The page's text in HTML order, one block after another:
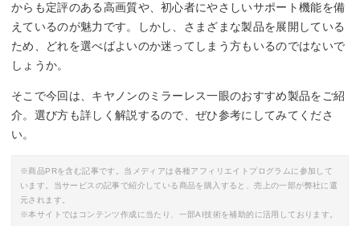
からも定評のある高画質や、初心者にやさしいサポート機能を備
えているのが魅力です。しかし、さまざまな製品を展開している
ため、どれを選べばよいのか迷ってしまう方もいるのではないで
しょうか。
そこで今回は、キヤノンのミラーレス一眼のおすすめ製品をご紹
介。選び方も詳しく解説するので、ぜひ参考にしてみてくださ
い。
※商品PRを含む記事です。当メディアは各種アフィリエイトプログラムに参加して
います。当サービスの記事で紹介している商品を購入すると、売上の一部が弊社に還
元されます。
※本サイトではコンテンツ作成に当たり、一部AI技術を補助的に活用しております。